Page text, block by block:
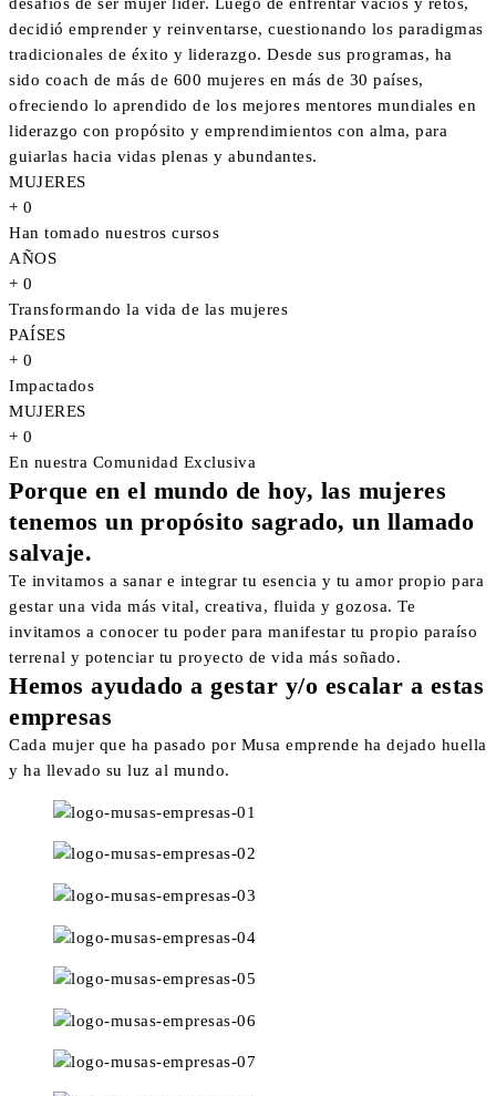
desafíos de ser mujer líder. Luego de enfrentar vacíos y retos,
decidió emprender y reinventarse, cuestionando los paradigmas
tradicionales de éxito y liderazgo. Desde sus programas, ha
sido coach de más de 600 mujeres en más de 30 países,
ofreciendo lo aprendido de los mejores mentores mundiales en
liderazgo con propósito y emprendimientos con alma, para
guiarlas hacia vidas plenas y abundantes.
MUJERES
+ 0
Han tomado nuestros cursos
AÑOS
+ 0
Transformando la vida de las mujeres
PAÍSES
+ 0
Impactados
MUJERES
+ 0
En nuestra Comunidad Exclusiva
Porque en el mundo de hoy, las mujeres
tenemos un propósito sagrado, un llamado
salvaje.
Te invitamos a sanar e integrar tu esencia y tu amor propio para
gestar una vida más vital, creativa, fluida y gozosa. Te
invitamos a conocer tu poder para manifestar tu propio paraíso
terrenal y potenciar tu proyecto de vida más soñado.
Hemos ayudado a gestar y/o escalar a estas
empresas
Cada mujer que ha pasado por Musa emprende ha dejado huella
y ha llevado su luz al mundo.